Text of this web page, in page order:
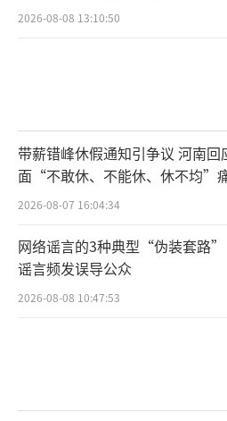
2026-08-08 13:10:50
带薪错峰休假通知引争议 河南回
面“不敢休、不能休、休不均”
2026-08-07 16:04:34
网络谣言的3种典型“伪装套路”
谣言频发误导公众
2026-08-08 10:47:53